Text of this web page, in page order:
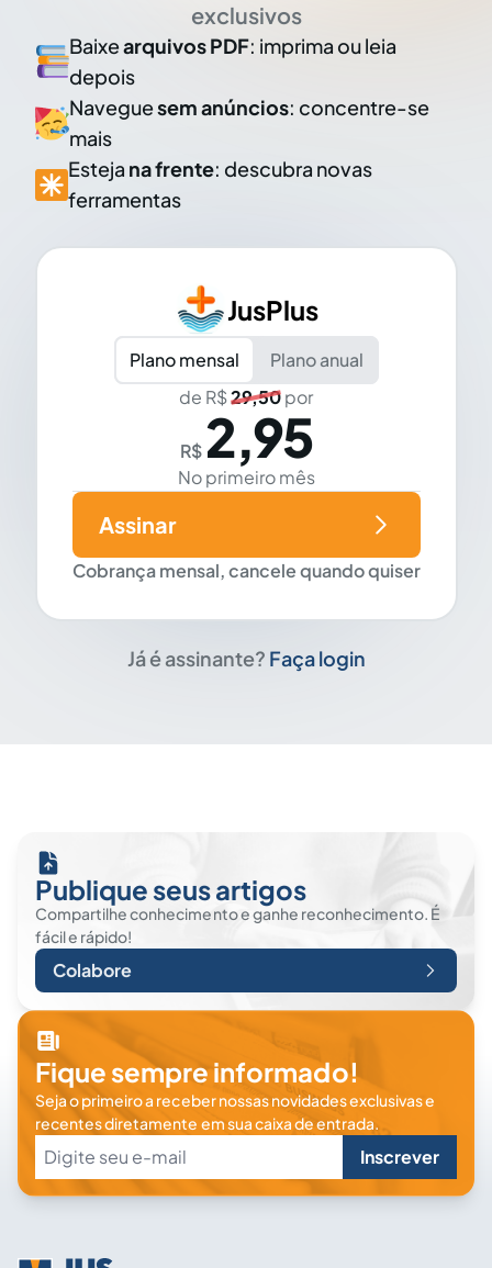
exclusivos
Baixearquivos PDF: imprima ou leia
depois
Naveguesem anúncios: concentre-se
mais
Esteja na frente: descubra novas
ferramentas
JusPlus
Plano mensal
Plano anual
de R$29,50por
R$ 2,95
No primeiro mês
Cobrança mensal, cancele quando quiser
Assinar
Já é assinante? Faça login
Publique seus artigos
Compartilhe conhecimento e ganhe reconhecimento. É
fácil e rápido!
Colabore
Fique sempre informado!
Seja o primeiro a receber nossas novidades exclusivas e
recentes diretamente em sua caixa de entrada.
Inscrever